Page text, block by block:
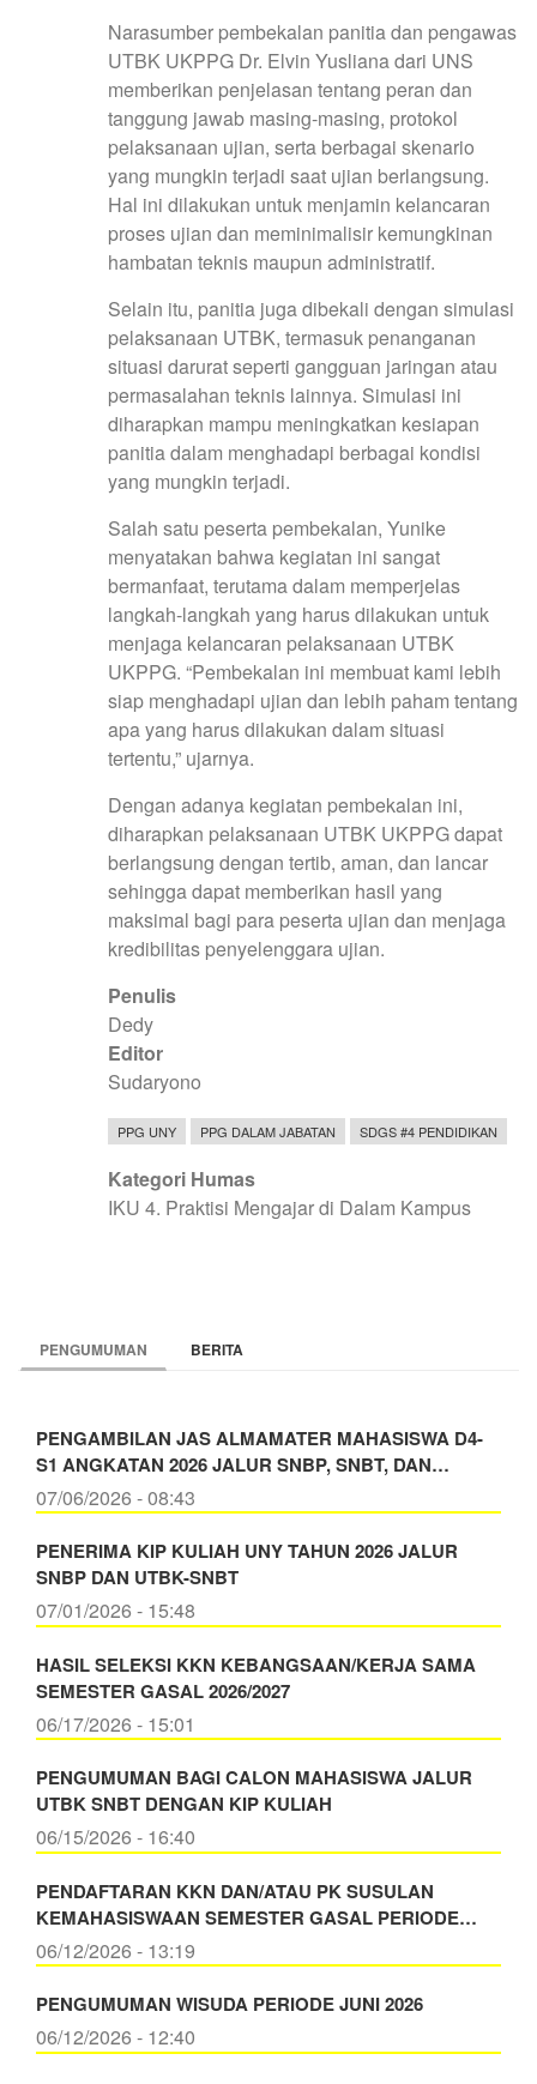
Narasumber pembekalan panitia dan pengawas
UTBK UKPPG Dr. Elvin Yusliana dari UNS
memberikan penjelasan tentang peran dan
tanggung jawab masing-masing, protokol
pelaksanaan ujian, serta berbagai skenario
yang mungkin terjadi saat ujian berlangsung.
Hal ini dilakukan untuk menjamin kelancaran
proses ujian dan meminimalisir kemungkinan
hambatan teknis maupun administratif.
Selain itu, panitia juga dibekali dengan simulasi
pelaksanaan UTBK, termasuk penanganan
situasi darurat seperti gangguan jaringan atau
permasalahan teknis lainnya. Simulasi ini
diharapkan mampu meningkatkan kesiapan
panitia dalam menghadapi berbagai kondisi
yang mungkin terjadi.
Salah satu peserta pembekalan, Yunike
menyatakan bahwa kegiatan ini sangat
bermanfaat, terutama dalam memperjelas
langkah-langkah yang harus dilakukan untuk
menjaga kelancaran pelaksanaan UTBK
UKPPG. “Pembekalan ini membuat kami lebih
siap menghadapi ujian dan lebih paham tentang
apa yang harus dilakukan dalam situasi
tertentu,” ujarnya.
Dengan adanya kegiatan pembekalan ini,
diharapkan pelaksanaan UTBK UKPPG dapat
berlangsung dengan tertib, aman, dan lancar
sehingga dapat memberikan hasil yang
maksimal bagi para peserta ujian dan menjaga
kredibilitas penyelenggara ujian.
Penulis
Dedy
Editor
Sudaryono
PPG UNY PPG DALAM JABATAN SDGS #4 PENDIDIKAN
Kategori Humas
IKU 4. Praktisi Mengajar di Dalam Kampus
PENGUMUMAN BERITA
PENGAMBILAN JAS ALMAMATER MAHASISWA D4-
S1 ANGKATAN 2026 JALUR SNBP, SNBT, DAN…
07/06/2026 - 08:43
PENERIMA KIP KULIAH UNY TAHUN 2026 JALUR
SNBP DAN UTBK-SNBT
07/01/2026 - 15:48
HASIL SELEKSI KKN KEBANGSAAN/KERJA SAMA
SEMESTER GASAL 2026/2027
06/17/2026 - 15:01
PENGUMUMAN BAGI CALON MAHASISWA JALUR
UTBK SNBT DENGAN KIP KULIAH
06/15/2026 - 16:40
PENDAFTARAN KKN DAN/ATAU PK SUSULAN
KEMAHASISWAAN SEMESTER GASAL PERIODE…
06/12/2026 - 13:19
PENGUMUMAN WISUDA PERIODE JUNI 2026
06/12/2026 - 12:40